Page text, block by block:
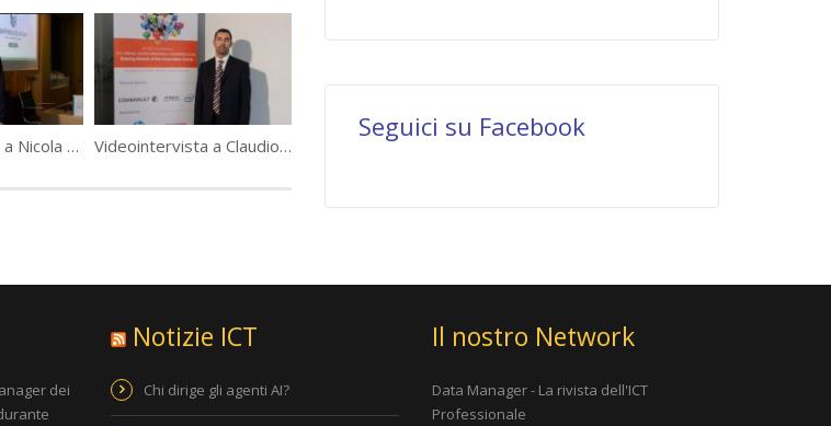
Videointervista a Nicola Savino, fondatore e CEO di Savino Solution Videointervista a Claudio Sandri, Country Manager, ServiceNow
Seguici su Facebook
dei
Notizie ICT
Chi dirige gli agenti AI?
Il nostro Network
Data Manager - La rivista dell'ICT
Professionale